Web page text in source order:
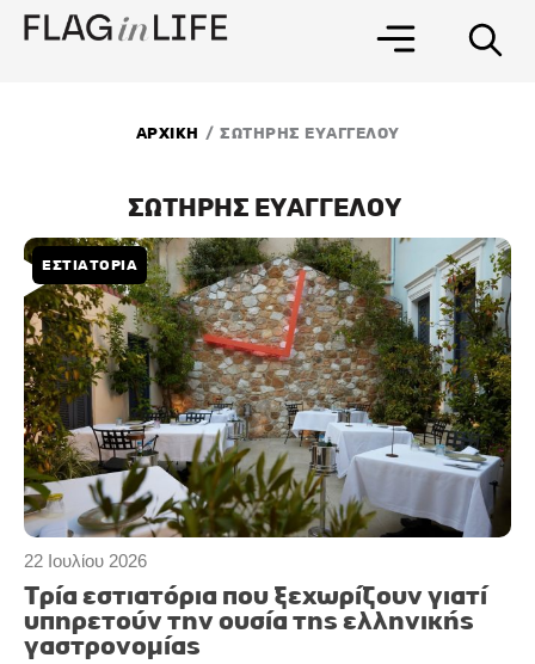
Μετάβαση
στο
ΑΡΧΙΚΗ / ΣΩΤΗΡΗΣ ΕΥΑΓΓΕΛΟΥ
ΣΩΤΗΡΗΣ ΕΥΑΓΓΕΛΟΥ
22 Ιουλίου 2026
ΕΣΤΙΑΤΟΡΙΑ
Τρία εστιατόρια που ξεχωρίζουν γιατί
υπηρετούν την ουσία της ελληνικής
γαστρονομίας